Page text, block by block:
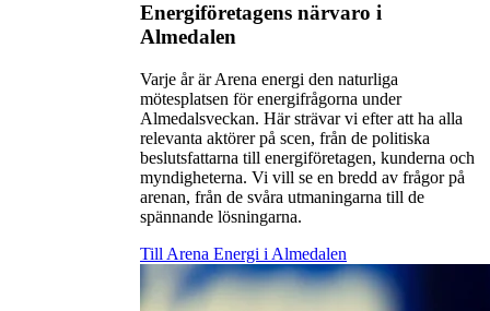
Energiföretagens närvaro i
Almedalen
Varje år är Arena energi den naturliga
mötesplatsen för energifrågorna under
Almedalsveckan. Här strävar vi efter att ha alla
relevanta aktörer på scen, från de politiska
beslutsfattarna till energiföretagen, kunderna och
myndigheterna. Vi vill se en bredd av frågor på
arenan, från de svåra utmaningarna till de
spännande lösningarna.
Till Arena Energi i Almedalen